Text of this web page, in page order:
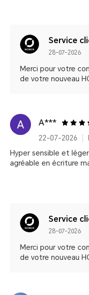
Service
28-07-2026
Merci pour votre
de votre nouveau
A***
22-07-2026
Hyper sensible et
agréable en écriture
Service
28-07-2026
Merci pour votre
de votre nouveau